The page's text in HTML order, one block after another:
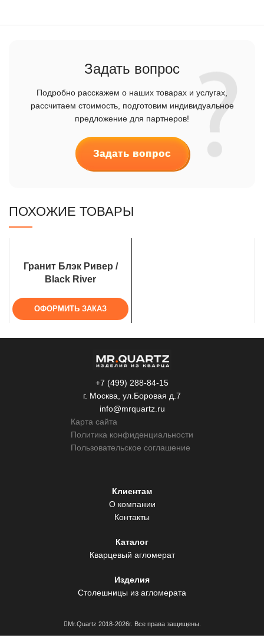
Задать вопрос
Подробно расскажем о наших товарах и услугах,
рассчитаем стоимость, подготовим индивидуальное
предложение для партнеров!
Задать вопрос
ПОХОЖИЕ ТОВАРЫ
Гранит Блэк Ривер /
Black River
ОФОРМИТЬ ЗАКАЗ
+7 (499) 288-84-15
г. Москва, ул.Боровая д.7
info@mrquartz.ru
Карта сайта
Политика конфиденциальности
Пользовательское соглашение
Клиентам
О компании
Контакты
Каталог
Кварцевый агломерат
Изделия
Столешницы из агломерата
Mr.Quartz 2018-2026г. Все права защищены.